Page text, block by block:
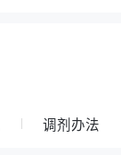
调剂办法